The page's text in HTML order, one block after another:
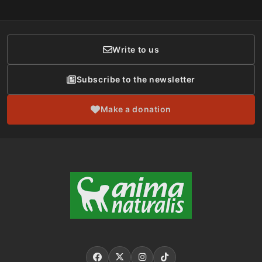
Donor Care
Write to us
Subscribe to the newsletter
Make a donation